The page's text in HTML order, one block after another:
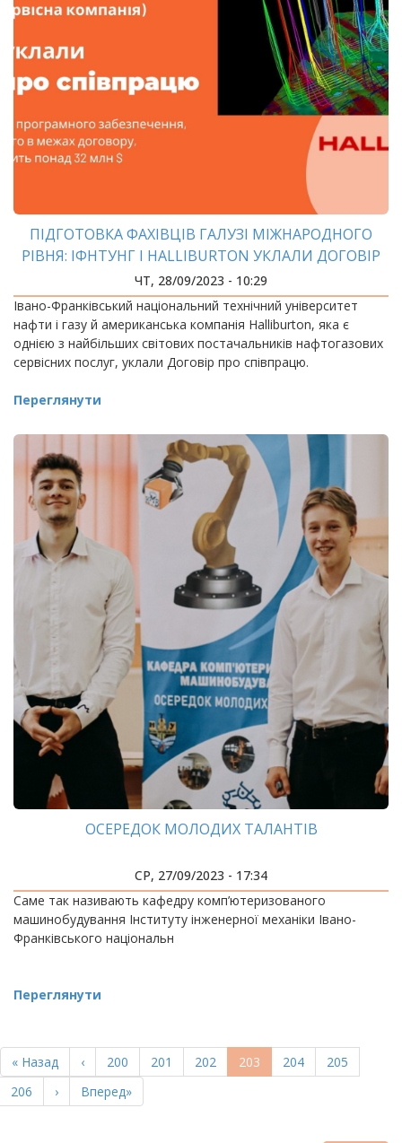
ПІДГОТОВКА ФАХІВЦІВ ГАЛУЗІ МІЖНАРОДНОГО
РІВНЯ: ІФНТУНГ І HALLIBURTON УКЛАЛИ ДОГОВІР
ПРО СПІВПРАЦЮ
ЧТ, 28/09/2023 - 10:29
Івано-Франківський національний технічний університет
нафти і газу й американська компанія Halliburton, яка є
однією з найбільших світових постачальників нафтогазових
сервісних послуг, уклали Договір про співпрацю.
Переглянути
ОСЕРЕДОК МОЛОДИХ ТАЛАНТІВ
СР, 27/09/2023 - 17:34
Саме так називають кафедру комп’ютеризованого
машинобудування Інституту інженерної механіки Івано-
Франківського національн
Переглянути
НА
СТОРІНКИ
Перша
сторінка
« Назад
Попередня
сторінка
‹ Page
200 Page
201 Page
202
Поточна
сторінка
203 Page
204 Page
205
Page
206
Наступна
сторінка
›
Остання
сторінка
Вперед»